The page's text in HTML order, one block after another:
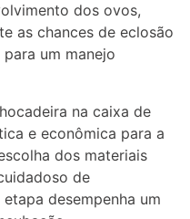
dos ovos,
as chances de eclosão
um manejo
na caixa de
e econômica para a
dos materiais
de
desempenha um